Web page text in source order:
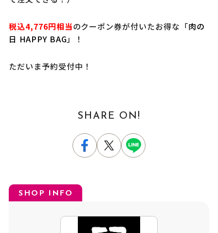
税込4,776円相当のクーポン券が付いたお得な「肉の
日 HAPPY BAG」！
ただいま予約受付中！
SHARE ON!
SHOP INFO